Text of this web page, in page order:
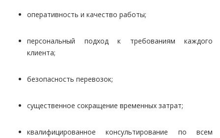
оперативность и качество работы;
персональный подход к требованиям каждого
клиента;
безопасность перевозок;
существенное сокращение временных затрат;
квалифицированное консультирование по всем